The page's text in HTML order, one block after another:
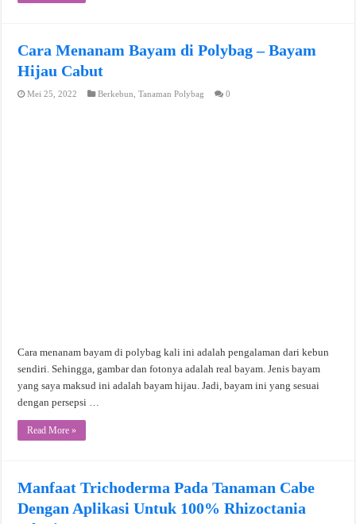
Cara Menanam Bayam di Polybag – Bayam
Hijau Cabut
Mei 25, 2022 Berkebun ,Tanaman Polybag 0
Cara menanam bayam di polybag kali ini adalah pengalaman dari kebun
sendiri. Sehingga, gambar dan fotonya adalah real bayam. Jenis bayam
yang saya maksud ini adalah bayam hijau. Jadi, bayam ini yang sesuai
dengan persepsi …
Read More »
Manfaat Trichoderma Pada Tanaman Cabe
Dengan Aplikasi Untuk 100% Rhizoctania